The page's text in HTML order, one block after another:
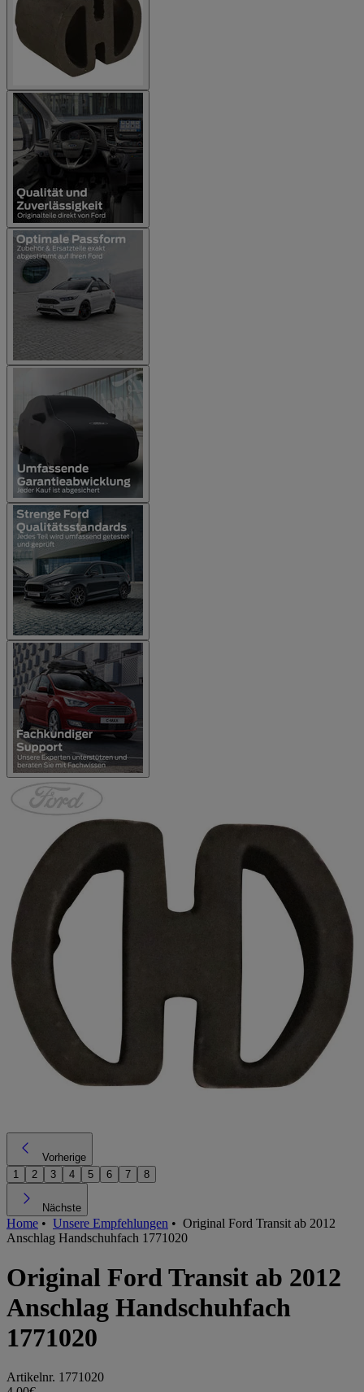
Vorherige
1
2 3 4 5 6 7 8
Nächste
Home • Unsere Empfehlungen • Original Ford Transit ab 2012
Anschlag Handschuhfach 1771020
Original Ford Transit ab 2012
Anschlag Handschuhfach
1771020
Artikelnr. 1771020